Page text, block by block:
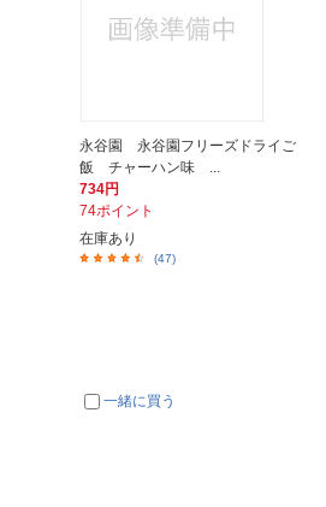
永谷園 永谷園フリーズドライご
飯 チャーハン味 ...
734円
74ポイント
在庫あり
(47)
一緒に買う